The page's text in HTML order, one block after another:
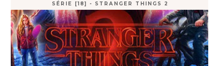
SÉRIE [18] - STRANGER THINGS 2